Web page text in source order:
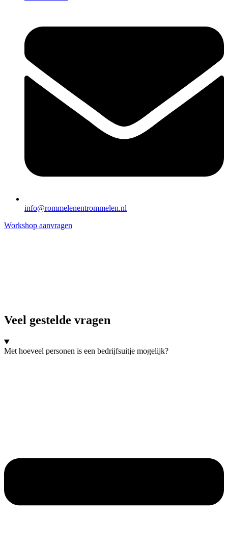
info@rommelenentrommelen.nl
Workshop aanvragen
Veel gestelde vragen
Met hoeveel personen is een bedrijfsuitje mogelijk?